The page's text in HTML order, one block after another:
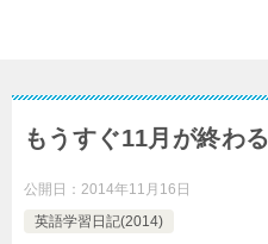
もうすぐ11月が終わる
公開日： 2014年11月16日
英語学習日記(2014)